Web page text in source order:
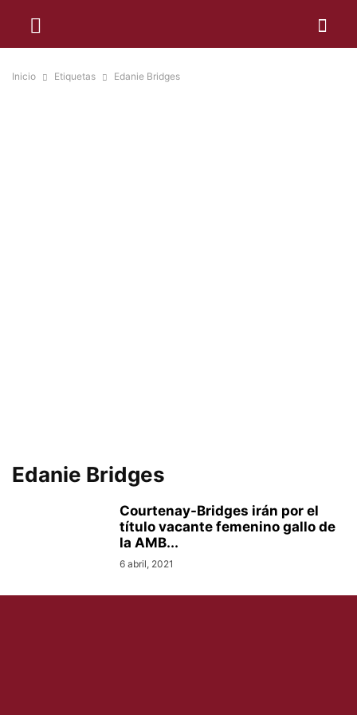
Inicio Etiquetas Edanie Bridges
Edanie Bridges
Courtenay-Bridges irán por el
título vacante femenino gallo de
la AMB...
6 abril, 2021